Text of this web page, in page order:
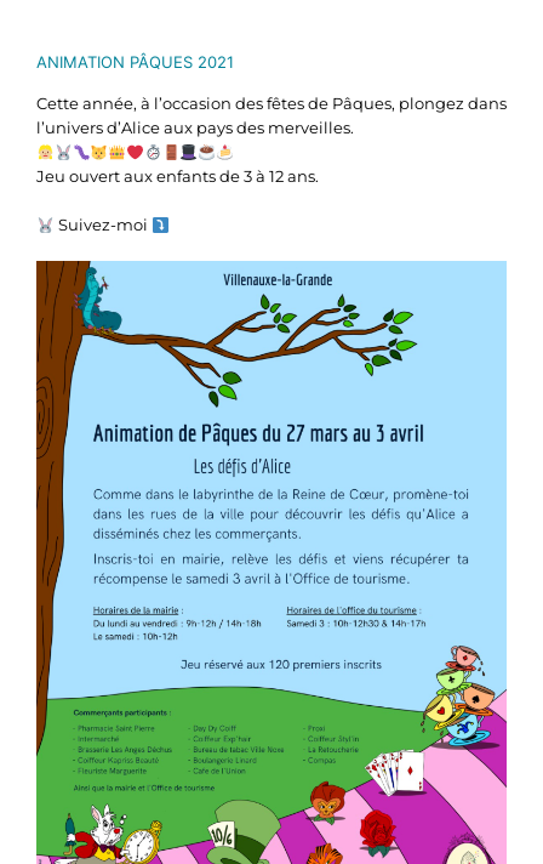
ANIMATION PÂQUES 2021
Cette année, à l’occasion des fêtes de Pâques, plongez dans
l’univers d’Alice aux pays des merveilles.
Jeu ouvert aux enfants de 3 à 12 ans.
Suivez-moi